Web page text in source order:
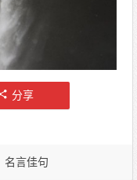
分享
名言佳句